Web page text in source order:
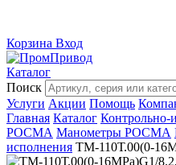
Корзина Вход
Каталог
Поиск
Услуги Акции Помощь
Главная Каталог Контрольно-
РОСМА Манометры РОСМА
исполнения ТМ-110Т.00(0-